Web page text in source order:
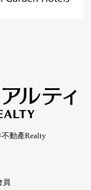
動產Realty
員